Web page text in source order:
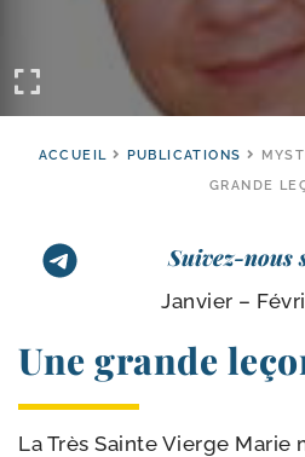
ACCUEIL PUBLICATIONS
GRANDE
Suivez-nous
Janvier –
Une grande
La Très Sainte Vierge Marie